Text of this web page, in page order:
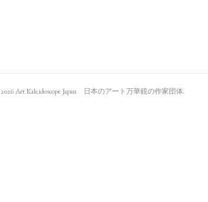
2026Art Kaleidoscope Japan 日本のアート万華鏡の作家団体.